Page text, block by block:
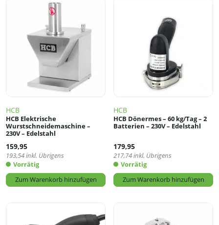
HCB
HCB Elektrische
Wurstschneidemaschine –
230V – Edelstahl
159,95
193,54inkl. Übrigens
Vorrätig
Zum Warenkorb hinzufügen
HCB
HCB Dönermes – 60 kg/Tag – 2
Batterien – 230V – Edelstahl
179,95
217,74inkl. Übrigens
Vorrätig
Zum Warenkorb hinzufügen